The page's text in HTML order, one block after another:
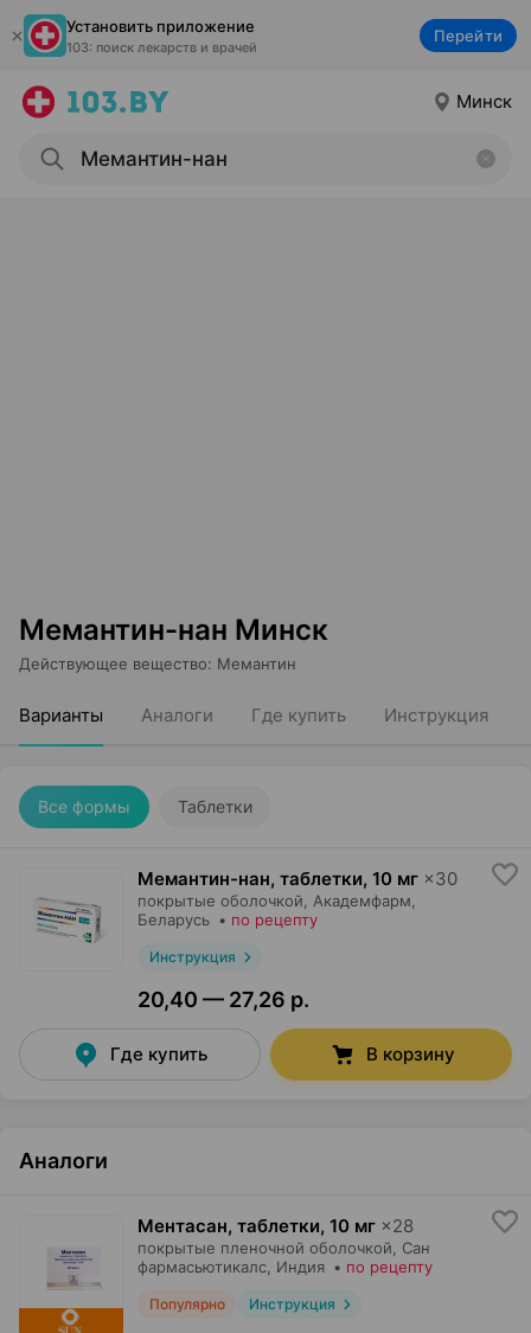
Установить приложение
103: поиск лекарств и врачей
Перейти
Минск
Мемантин-нан Минск
Действующее вещество: Мемантин
Варианты Аналоги Где купить Инструкция
Все формы Таблетки
Мемантин-нан, таблетки, 10 мг ×30
покрытые оболочкой, Академфарм
Беларусь • по рецепту
Инструкция
20,40 — 27,26 р.
Где купить В корзину
Аналоги
Ментасан, таблетки, 10 мг ×28
покрытые пленочной оболочкой,
Сан
фармасьютикалс , Индия • по рецепту
Популярно Инструкция